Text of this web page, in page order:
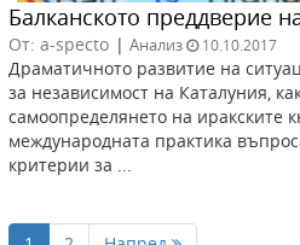
Балканското преддверие
От: a-specto | Анализ 10.10.2017
Драматичното развитие на
за независимост на Каталуния,
самоопределянето на иракските
международната практика
критерии за ...